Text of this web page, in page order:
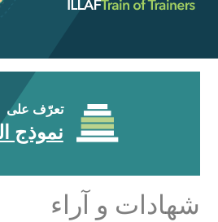
تعرّف على
نموذج
شهادات و آراء